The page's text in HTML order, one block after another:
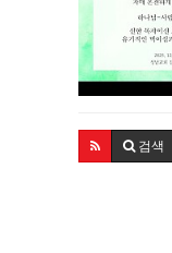
검색